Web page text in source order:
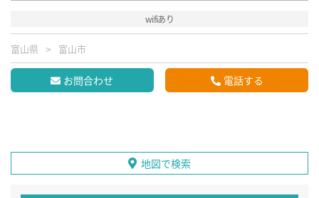
wifiあり
富山県 富山市
お問合わせ 電話する
地図で検索